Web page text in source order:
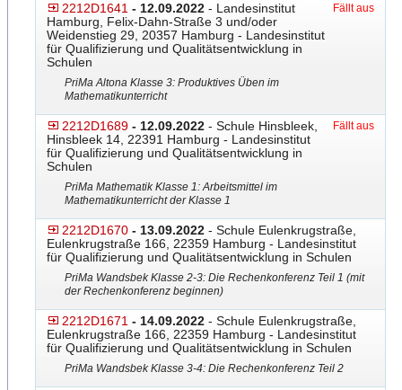
2212D1641 - 12.09.2022 - Landesinstitut
Hamburg, Felix-Dahn-Straße 3 und/oder
Weidenstieg 29, 20357 Hamburg - Landesinstitut
für Qualifizierung und Qualitätsentwicklung in
Schulen
Fällt aus
PriMa Altona Klasse 3: Produktives Üben im
Mathematikunterricht
2212D1689 - 12.09.2022 - Schule Hinsbleek,
Hinsbleek 14, 22391 Hamburg - Landesinstitut
für Qualifizierung und Qualitätsentwicklung in
Schulen
Fällt aus
PriMa Mathematik Klasse 1: Arbeitsmittel im
Mathematikunterricht der Klasse 1
2212D1670 - 13.09.2022 - Schule Eulenkrugstraße,
Eulenkrugstraße 166, 22359 Hamburg - Landesinstitut
für Qualifizierung und Qualitätsentwicklung in Schulen
PriMa Wandsbek Klasse 2-3: Die Rechenkonferenz Teil 1 (mit
der Rechenkonferenz beginnen)
2212D1671 - 14.09.2022 - Schule Eulenkrugstraße,
Eulenkrugstraße 166, 22359 Hamburg - Landesinstitut
für Qualifizierung und Qualitätsentwicklung in Schulen
PriMa Wandsbek Klasse 3-4: Die Rechenkonferenz Teil 2